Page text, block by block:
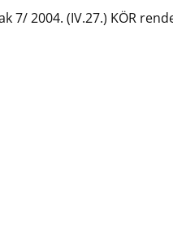
7/ 2004. (IV.27.) KÖR